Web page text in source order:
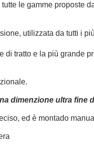
le gamme proposte
utilizzata da tutti i
di tratto e la più grande
dimenzione ultra fine
ed è montado